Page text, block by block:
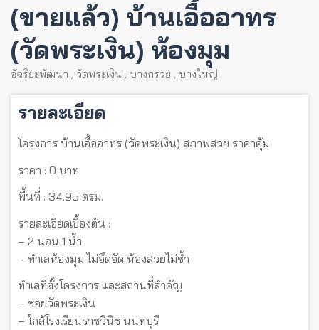
(ขายแล้ว) บ้านเอื้ออาทร
(วัดพระเงิน) ห้องมุม
อัฉริยะพัฒนา , วัดพระเงิน , บางกรวย , บางใหญ่
รายละเอียด
โครงการ บ้านเอื้ออาทร (วัดพระเงิน) สภาพสวย ราคาคุ้ม
ราคา : 0 บาท
พื้นที่ : 34.95 ตรม.
รายละเอียดเบื้องต้น :
– 2 นอน 1 น้ำ
– ทำเลห้องมุม ไม่อึดอัด ห้องสวยไม่ช้ำ
ทำเลที่ตั้งโครงการ และสถานที่สำคัญ
– ซอยวัดพระเงิน
– ใกล้โรงเรียนราชวินิช นนทบุรี